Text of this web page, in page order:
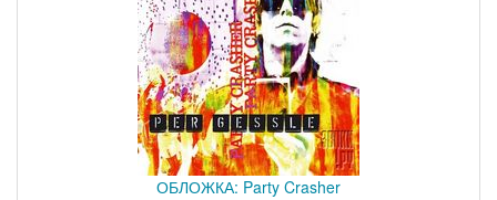
ОБЛОЖКА: Party Crasher